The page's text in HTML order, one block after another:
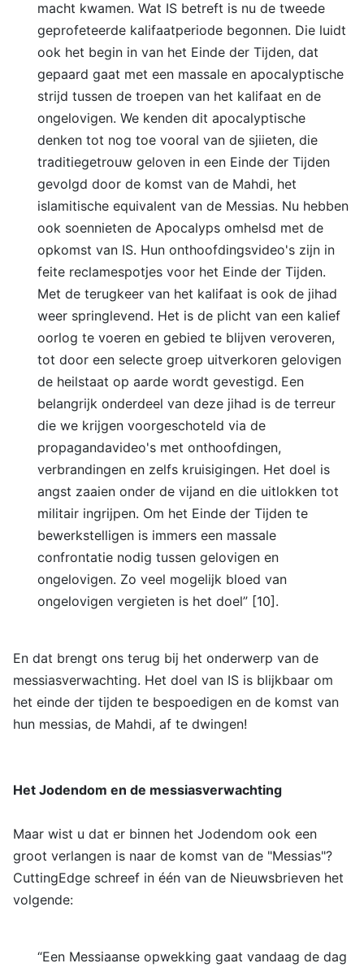
macht kwamen. Wat IS betreft is nu de tweede
geprofeteerde kalifaatperiode begonnen. Die luidt
ook het begin in van het Einde der Tijden, dat
gepaard gaat met een massale en apocalyptische
strijd tussen de troepen van het kalifaat en de
ongelovigen. We kenden dit apocalyptische
denken tot nog toe vooral van de sjiieten, die
traditiegetrouw geloven in een Einde der Tijden
gevolgd door de komst van de Mahdi, het
islamitische equivalent van de Messias. Nu hebben
ook soennieten de Apocalyps omhelsd met de
opkomst van IS. Hun onthoofdingsvideo's zijn in
feite reclamespotjes voor het Einde der Tijden.
Met de terugkeer van het kalifaat is ook de jihad
weer springlevend. Het is de plicht van een kalief
oorlog te voeren en gebied te blijven veroveren,
tot door een selecte groep uitverkoren gelovigen
de heilstaat op aarde wordt gevestigd. Een
belangrijk onderdeel van deze jihad is de terreur
die we krijgen voorgeschoteld via de
propagandavideo's met onthoofdingen,
verbrandingen en zelfs kruisigingen. Het doel is
angst zaaien onder de vijand en die uitlokken tot
militair ingrijpen. Om het Einde der Tijden te
bewerkstelligen is immers een massale
confrontatie nodig tussen gelovigen en
ongelovigen. Zo veel mogelijk bloed van
ongelovigen vergieten is het doel” [10].
En dat brengt ons terug bij het onderwerp van de
messiasverwachting. Het doel van IS is blijkbaar om
het einde der tijden te bespoedigen en de komst van
hun messias, de Mahdi, af te dwingen!
Het Jodendom en de messiasverwachting
Maar wist u dat er binnen het Jodendom ook een
groot verlangen is naar de komst van de "Messias"?
CuttingEdge schreef in één van de Nieuwsbrieven het
volgende:
“Een Messiaanse opwekking gaat vandaag de dag